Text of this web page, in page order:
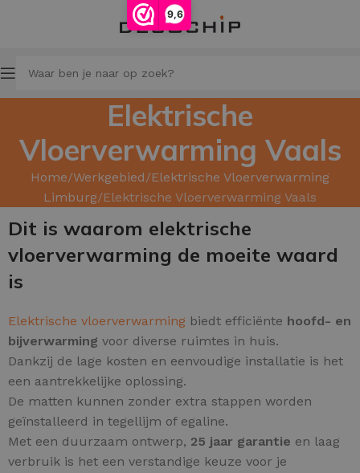
9,6
Elektrische
Vloerverwarming Vaals
Home Werkgebied Elektrische Vloerverwarming
Limburg Elektrische Vloerverwarming Vaals
Dit is waarom elektrische
vloerverwarming de moeite waard
is
Elektrische vloerverwarming biedt efficiënte hoofd- en
bijverwarming voor diverse ruimtes in huis.
Dankzij de lage kosten en eenvoudige installatie is het
een aantrekkelijke oplossing.
De matten kunnen zonder extra stappen worden
geïnstalleerd in tegellijm of egaline.
Met een duurzaam ontwerp, 25 jaar garantie en laag
verbruik is het een verstandige keuze voor je